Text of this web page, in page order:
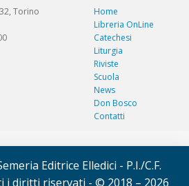
Torino
Home
Libreria OnLine
Catechesi
Liturgia
Riviste
Scuola
News
Don Bosco
Contatti
Editrice Elledici - P.I./C.F.
i diritti riservati - © 2018 – 2026